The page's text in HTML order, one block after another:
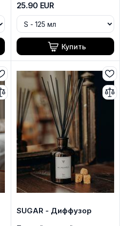
25.90 EUR
Купить
SUGAR - Диффузор